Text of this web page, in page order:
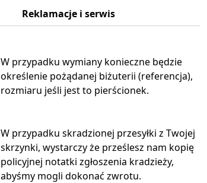
Reklamacje i serwis
W przypadku wymiany konieczne będzie
określenie pożądanej biżuterii (referencja),
rozmiaru jeśli jest to pierścionek.
W przypadku skradzionej przesyłki z Twojej
skrzynki, wystarczy że prześlesz nam kopię
policyjnej notatki zgłoszenia kradzieży,
abyśmy mogli dokonać zwrotu.